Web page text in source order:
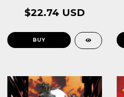
$22.74 USD